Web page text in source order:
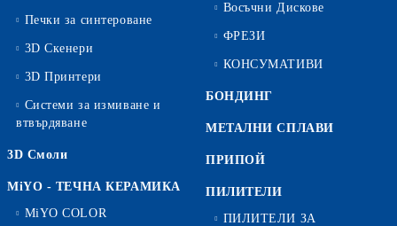
Печки за синтероване
3D Скенери
3D Принтери
Системи за измиване и
втвърдяване
3D Смоли
MiYO - ТЕЧНА КЕРАМИКА
MiYO COLOR
Восъчни Дискове
ФРЕЗИ
КОНСУМАТИВИ
БОНДИНГ
МЕТАЛНИ СПЛАВИ
ПРИПОЙ
ПИЛИТЕЛИ
ПИЛИТЕЛИ ЗА